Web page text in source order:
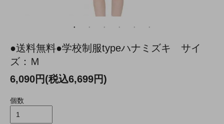
●送料無料●学校制服typeハナミズキ サイ
ズ：Ｍ
6,090円(税込6,699円)
個数